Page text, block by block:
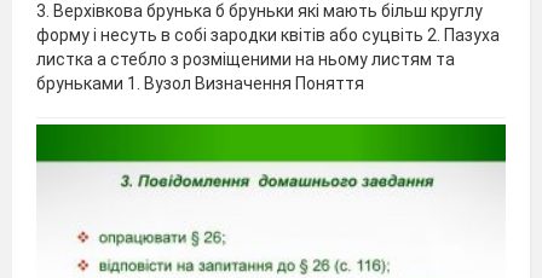
3. Верхівкова брунька б бруньки які мають більш круглу
форму і несуть в собі зародки квітів або суцвіть 2. Пазуха
листка а стебло з розміщеними на ньому листям та
бруньками 1. Вузол Визначення Поняття